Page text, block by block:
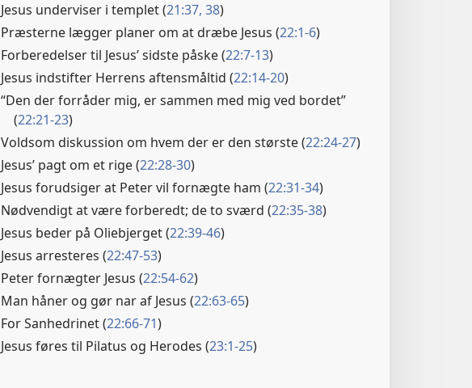
Jesus underviser i templet (21:37, 38)
Præsterne lægger planer om at dræbe Jesus (22:1-6)
Forberedelser til Jesus’ sidste påske (22:7-13)
Jesus indstifter Herrens aftensmåltid (22:14-20)
“Den der forråder mig, er sammen med mig ved bordet”
(22:21-23)
Voldsom diskussion om hvem der er den største (22:24-27)
Jesus’ pagt om et rige (22:28-30)
Jesus forudsiger at Peter vil fornægte ham (22:31-34)
Nødvendigt at være forberedt; de to sværd (22:35-38)
Jesus beder på Oliebjerget (22:39-46)
Jesus arresteres (22:47-53)
Peter fornægter Jesus (22:54-62)
Man håner og gør nar af Jesus (22:63-65)
For Sanhedrinet (22:66-71)
Jesus føres til Pilatus og Herodes (23:1-25)